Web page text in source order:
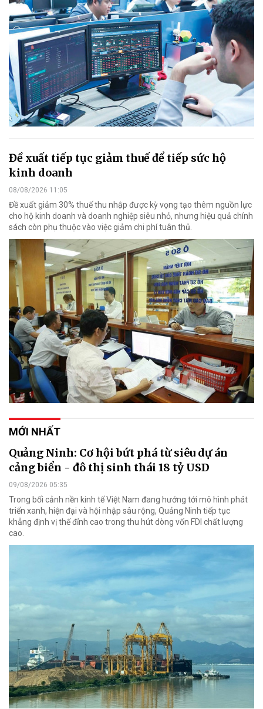
Đề xuất tiếp tục giảm thuế để tiếp sức hộ
kinh doanh
08/08/2026 11:05
Đề xuất giảm 30% thuế thu nhập được kỳ vọng tạo thêm nguồn lực
cho hộ kinh doanh và doanh nghiệp siêu nhỏ, nhưng hiệu quả chính
sách còn phụ thuộc vào việc giảm chi phí tuân thủ.
MỚI NHẤT
Quảng Ninh: Cơ hội bứt phá từ siêu dự án
cảng biển - đô thị sinh thái 18 tỷ USD
09/08/2026 05:35
Trong bối cảnh nền kinh tế Việt Nam đang hướng tới mô hình phát
triển xanh, hiện đại và hội nhập sâu rộng, Quảng Ninh tiếp tục
khẳng định vị thế đỉnh cao trong thu hút dòng vốn FDI chất lượng
cao.